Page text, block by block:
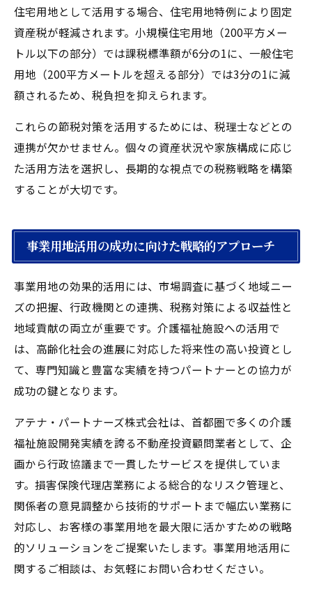
住宅用地として活用する場合、住宅用地特例により固定
資産税が軽減されます。小規模住宅用地（200平方メー
トル以下の部分）では課税標準額が6分の1に、一般住宅
用地（200平方メートルを超える部分）では3分の1に減
額されるため、税負担を抑えられます。
これらの節税対策を活用するためには、税理士などとの
連携が欠かせません。個々の資産状況や家族構成に応じ
た活用方法を選択し、長期的な視点での税務戦略を構築
することが大切です。
事業用地活用の成功に向けた戦略的アプローチ
事業用地の効果的活用には、市場調査に基づく地域ニー
ズの把握、行政機関との連携、税務対策による収益性と
地域貢献の両立が重要です。介護福祉施設への活用で
は、高齢化社会の進展に対応した将来性の高い投資とし
て、専門知識と豊富な実績を持つパートナーとの協力が
成功の鍵となります。
アテナ・パートナーズ株式会社は、首都圏で多くの介護
福祉施設開発実績を誇る不動産投資顧問業者として、企
画から行政協議まで一貫したサービスを提供していま
す。損害保険代理店業務による総合的なリスク管理と、
関係者の意見調整から技術的サポートまで幅広い業務に
対応し、お客様の事業用地を最大限に活かすための戦略
的ソリューションをご提案いたします。事業用地活用に
関するご相談は、お気軽にお問い合わせください。